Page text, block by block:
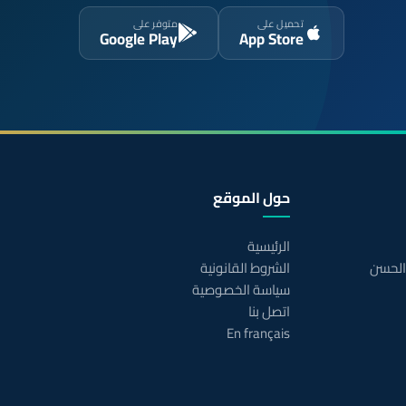
تحميل على
App Store
متوفر على
Google Play
حول الموقع
الرئيسية
الشروط القانونية
سياسة الخصوصية
اتصل بنا
En français